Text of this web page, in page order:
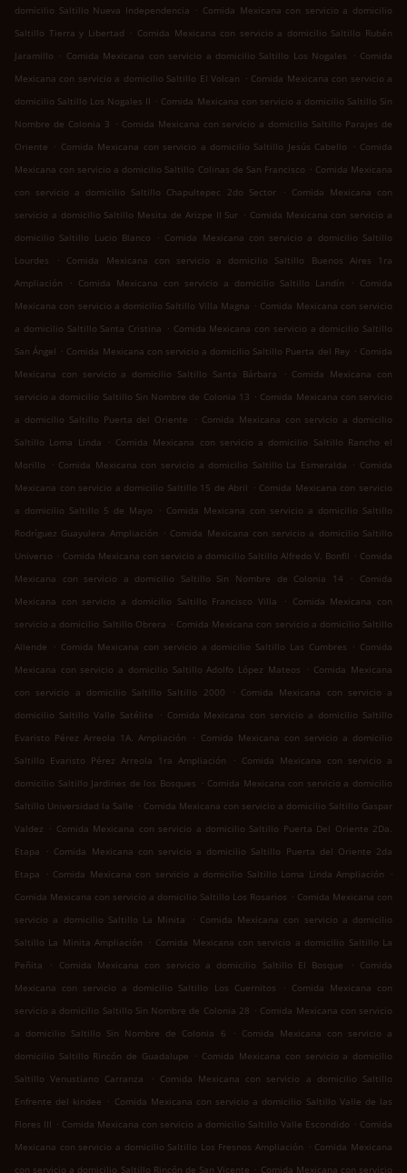
domicilio Saltillo Nueva Independencia . Comida Mexicana con servicio a domicilio
Saltillo Tierra y Libertad . Comida Mexicana con servicio a domicilio Saltillo Rubén
Jaramillo . Comida Mexicana con servicio a domicilio Saltillo Los Nogales . Comida
Mexicana con servicio a domicilio Saltillo El Volcan . Comida Mexicana con servicio a
domicilio Saltillo Los Nogales II . Comida Mexicana con servicio a domicilio Saltillo Sin
Nombre de Colonia 3 . Comida Mexicana con servicio a domicilio Saltillo Parajes de
Oriente . Comida Mexicana con servicio a domicilio Saltillo Jesús Cabello . Comida
Mexicana con servicio a domicilio Saltillo Colinas de San Francisco . Comida Mexicana
con servicio a domicilio Saltillo Chapultepec 2do Sector
. Comida Mexicana con
servicio a domicilio Saltillo Mesita de Arizpe II Sur . Comida Mexicana con servicio a
domicilio Saltillo Lucio Blanco
. Comida Mexicana con servicio a domicilio Saltillo
Lourdes
.
Comida Mexicana con servicio a domicilio Saltillo Buenos Aires 1ra
Ampliación
. Comida Mexicana con servicio a domicilio Saltillo Landín . Comida
Mexicana con servicio a domicilio Saltillo Villa Magna . Comida Mexicana con servicio
a domicilio Saltillo Santa Cristina . Comida Mexicana con servicio a domicilio Saltillo
San Ángel . Comida Mexicana con servicio a domicilio Saltillo Puerta del Rey . Comida
Mexicana con servicio a domicilio Saltillo Santa Bárbara
. Comida Mexicana con
servicio a domicilio Saltillo Sin Nombre de Colonia 13 . Comida Mexicana con servicio
a domicilio Saltillo Puerta del Oriente
. Comida Mexicana con servicio a domicilio
Saltillo Loma Linda
. Comida Mexicana con servicio a domicilio Saltillo Rancho el
Morillo
. Comida Mexicana con servicio a domicilio Saltillo La Esmeralda . Comida
Mexicana con servicio a domicilio Saltillo 15 de Abril . Comida Mexicana con servicio
a domicilio Saltillo 5 de Mayo
. Comida Mexicana con servicio a domicilio Saltillo
Rodríguez Guayulera Ampliación . Comida Mexicana con servicio a domicilio Saltillo
Universo . Comida Mexicana con servicio a domicilio Saltillo Alfredo V. Bonfil . Comida
Mexicana con servicio a domicilio Saltillo Sin Nombre de Colonia 14
.
Comida
Mexicana con servicio a domicilio Saltillo Francisco Villa
. Comida Mexicana con
servicio a domicilio Saltillo Obrera . Comida Mexicana con servicio a domicilio Saltillo
Allende
. Comida Mexicana con servicio a domicilio Saltillo Las Cumbres . Comida
Mexicana con servicio a domicilio Saltillo Adolfo López Mateos
. Comida Mexicana
con servicio a domicilio Saltillo Saltillo 2000
. Comida Mexicana con servicio a
domicilio Saltillo Valle Satélite
. Comida Mexicana con servicio a domicilio Saltillo
Evaristo Pérez Arreola 1A. Ampliación
. Comida Mexicana con servicio a domicilio
Saltillo Evaristo Pérez Arreola 1ra Ampliación
. Comida Mexicana con servicio a
domicilio Saltillo Jardines de los Bosques . Comida Mexicana con servicio a domicilio
Saltillo Universidad la Salle . Comida Mexicana con servicio a domicilio Saltillo Gaspar
Valdez . Comida Mexicana con servicio a domicilio Saltillo Puerta Del Oriente 2Da.
Etapa
. Comida Mexicana con servicio a domicilio Saltillo Puerta del Oriente 2da
Etapa
. Comida Mexicana con servicio a domicilio Saltillo Loma Linda Ampliación
.
Comida Mexicana con servicio a domicilio Saltillo Los Rosarios . Comida Mexicana con
servicio a domicilio Saltillo La Minita
. Comida Mexicana con servicio a domicilio
Saltillo La Minita Ampliación
. Comida Mexicana con servicio a domicilio Saltillo La
Peñita
. Comida Mexicana con servicio a domicilio Saltillo El Bosque . Comida
Mexicana con servicio a domicilio Saltillo Los Cuernitos
. Comida Mexicana con
servicio a domicilio Saltillo Sin Nombre de Colonia 28 . Comida Mexicana con servicio
a domicilio Saltillo Sin Nombre de Colonia 6
. Comida Mexicana con servicio a
domicilio Saltillo Rincón de Guadalupe
. Comida Mexicana con servicio a domicilio
Saltillo Venustiano Carranza
. Comida Mexicana con servicio a domicilio Saltillo
Enfrente del kindee . Comida Mexicana con servicio a domicilio Saltillo Valle de las
Flores III . Comida Mexicana con servicio a domicilio Saltillo Valle Escondido . Comida
Mexicana con servicio a domicilio Saltillo Los Fresnos Ampliación . Comida Mexicana
con servicio a domicilio Saltillo Rincón de San Vicente . Comida Mexicana con servicio